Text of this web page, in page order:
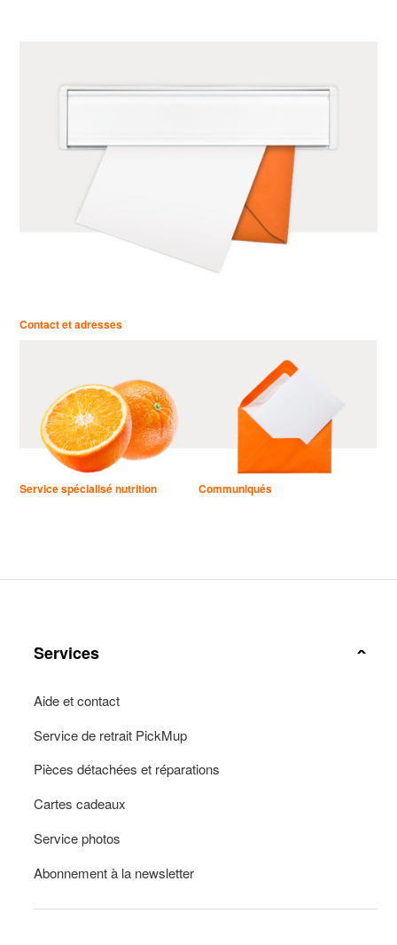
Contact et adresses
Service spécialisé nutrition Communiqués
Services
Aide et contact
Service de retrait PickMup
Pièces détachées et réparations
Cartes cadeaux
Service photos
Abonnement à la newsletter